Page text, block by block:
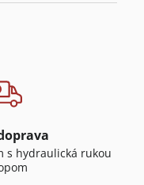
s hydraulická rukou